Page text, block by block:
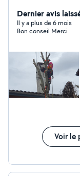
Dernier avis
Il y a plus de 6 mois
Bon conseil Merci
Voir le